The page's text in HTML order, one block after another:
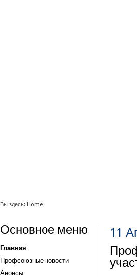
Вы здесь: Home
Основное меню
Главная
Профсоюзные новости
Анонсы
11